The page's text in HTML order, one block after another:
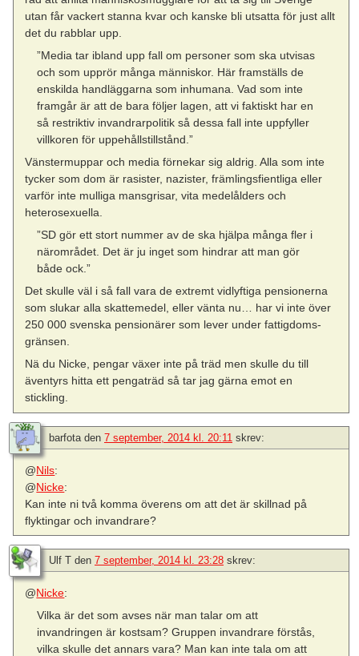
utan får vackert stanna kvar och kanske bli utsatta för just allt
det du rabblar upp.
”Media tar ibland upp fall om personer som ska utvisas
och som upprör många människor. Här framställs de
enskilda handläggarna som inhumana. Vad som inte
framgår är att de bara följer lagen, att vi faktiskt har en
så restriktiv invandrarpolitik så dessa fall inte uppfyller
villkoren för uppehållstillstånd.”
Vänstermuppar och media förnekar sig aldrig. Alla som inte
tycker som dom är rasister, nazister, främlingsfientliga eller
varför inte mulliga mansgrisar, vita medelålders och
heterosexuella.
”SD gör ett stort nummer av de ska hjälpa många fler i
närområdet. Det är ju inget som hindrar att man gör
både ock.”
Det skulle väl i så fall vara de extremt vidlyftiga pensionerna
som slukar alla skattemedel, eller vänta nu… har vi inte över
250 000 svenska pensionärer som lever under fattigdoms-
gränsen.
Nä du Nicke, pengar växer inte på träd men skulle du till
äventyrs hitta ett pengaträd så tar jag gärna emot en
stickling.
barfota den 7 september, 2014 kl. 20:11 skrev:
@Nils:
@Nicke:
Kan inte ni två komma överens om att det är skillnad på
flyktingar och invandrare?
Ulf T den 7 september, 2014 kl. 23:28 skrev:
@Nicke:
Vilka är det som avses när man talar om att
invandringen är kostsam? Gruppen invandrare förstås,
vilka skulle det annars vara? Man kan inte tala om att